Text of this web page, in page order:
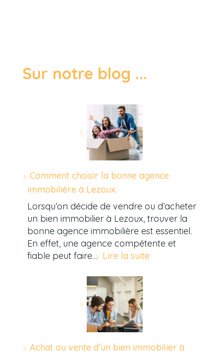
Sur notre blog ...
Comment choisir la bonne agence
immobilière à Lezoux.
Lorsqu’on décide de vendre ou d’acheter
un bien immobilier à Lezoux, trouver la
bonne agence immobilière est essentiel.
En effet, une agence compétente et
fiable peut faire… Lire la suite
Achat ou vente d’un bien immobilier à